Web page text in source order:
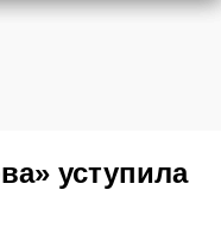
уступила